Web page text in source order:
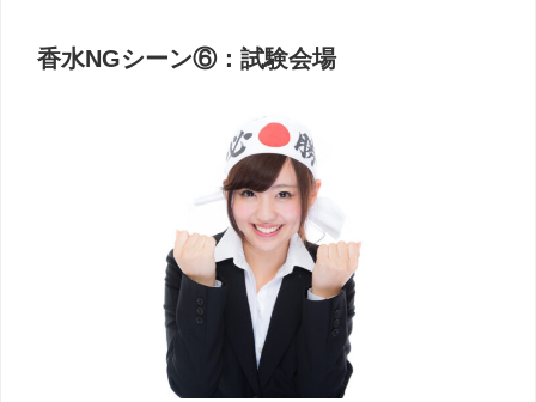
香水NGシーン⑥：試験会場